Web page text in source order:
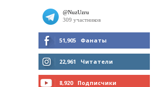
51,905 Фанаты
МНЕ НРАВИТСЯ
22,961 Читатели
8,920 Подписчики